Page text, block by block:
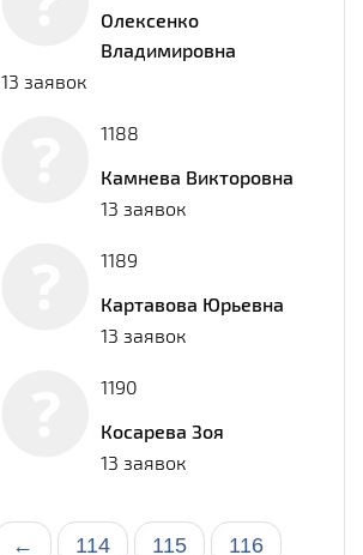
Олексенко
Владимировна
13 заявок
1188
Камнева Викторовна
13 заявок
1189
Картавова Юрьевна
13 заявок
1190
Косарева Зоя
13 заявок
← 114 115
116